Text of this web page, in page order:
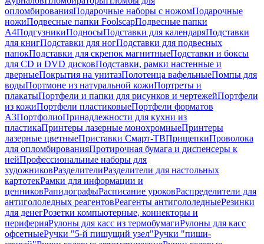
опломбированияПодарочные наборы с ножомПодарочные
ножиПодвесные папки FoolscapПодвесные папки
А4ПодгузникиПодносыПодставки для календаряПодставки
для книгПодставки для ногПодставки для подвесных
папокПодставки для скрепок магнитныеПодставки и боксы
для CD и DVD дисковПодставки, рамки настенные и
дверныеПокрытия на унитазПолотенца вафельныеПомпы для
водыПортмоне из натуральной кожиПортреты и
плакатыПортфели и папки для рисунков и чертежейПортфели
из кожиПортфели пластиковыеПортфели форматов
А3ПортфолиоПринадлежности для кухни из
пластикаПринтеры лазерные монохромныеПринтеры
лазерные цветныеПриставки Смарт-ТВПрищепкиПроволока
для опломбированияПротирочная бумага и диспенсеры к
нейПрофессиональные наборы для
художниковРазделителиРазделители для настольных
картотекРамки для информации и
ценниковРапидографыРасписание уроковРаспределители для
антигололедных реагентовРеагенты антигололедныеРезинки
для денегРозетки компьютерные, коннекторы и
периферияРулоны для касс из термобумагиРулоны для касс
офсетныеРучки "5-й пишущий узел"Ручки "пиши-